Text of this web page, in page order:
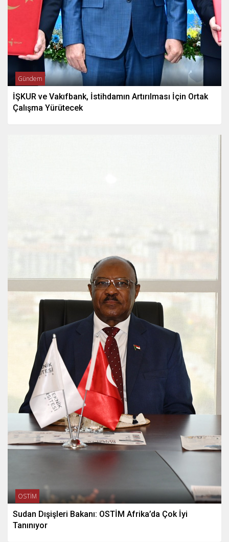
Gündem
İŞKUR ve Vakıfbank, İstihdamın Artırılması İçin Ortak
Çalışma Yürütecek
OSTİM
Sudan Dışişleri Bakanı: OSTİM Afrika’da Çok İyi
Tanınıyor